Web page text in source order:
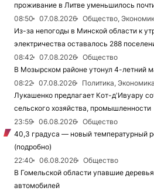
проживание в Литве уменьшилось
08:50
07.08.2026
Общество,
Из-за непогоды в Минской области к
электричества оставалось 288
08:42
07.08.2026
Общество
В Мозырском районе утонул 4-летний
08:22
07.08.2026
Политика, Экономика
Лукашенко предлагает Кот-д'Ивуару
сельского хозяйства, промышленности
23:59
06.08.2026
Общество
40,3 градуса — новый температурный
(подробно)
22:40
06.08.2026
Общество
В Гомельской области упавшие
автомобилей